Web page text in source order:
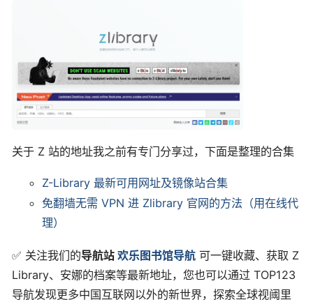
关于 Z 站的地址我之前有专门分享过，下面是整理的合集
Z-Library 最新可用网址及镜像站合集
免翻墙无需 VPN 进 Zlibrary 官网的方法（用在线代
理）
✅ 关注我们的导航站 欢乐图书馆导航 可一键收藏、获取 Z
Library、安娜的档案等最新地址，您也可以通过 TOP123
导航发现更多中国互联网以外的新世界，探索全球视阈里